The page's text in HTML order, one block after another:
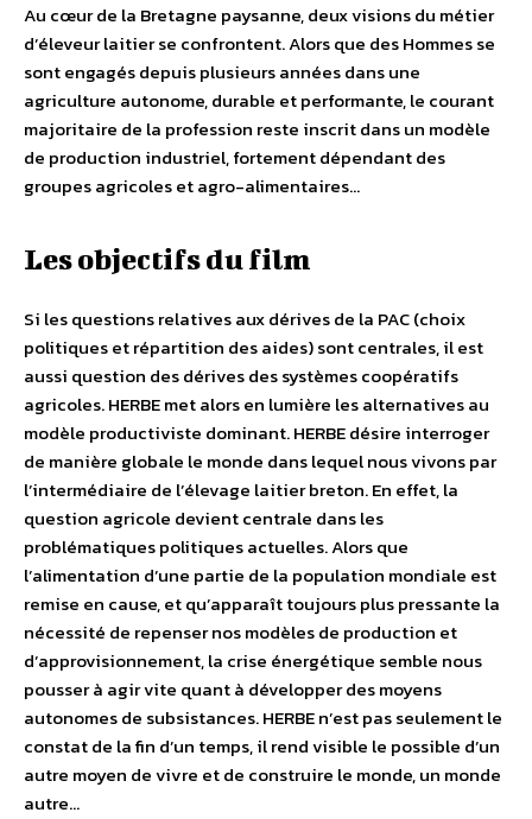
Au cœur de la Bretagne paysanne, deux visions du métier
d’éleveur laitier se confrontent. Alors que des Hommes se
sont engagés depuis plusieurs années dans une
agriculture autonome, durable et performante, le courant
majoritaire de la profession reste inscrit dans un modèle
de production industriel, fortement dépendant des
groupes agricoles et agro-alimentaires…
Les objectifs du film
Si les questions relatives aux dérives de la PAC (choix
politiques et répartition des aides) sont centrales, il est
aussi question des dérives des systèmes coopératifs
agricoles. HERBE met alors en lumière les alternatives au
modèle productiviste dominant. HERBE désire interroger
de manière globale le monde dans lequel nous vivons par
l’intermédiaire de l’élevage laitier breton. En effet, la
question agricole devient centrale dans les
problématiques politiques actuelles. Alors que
l’alimentation d’une partie de la population mondiale est
remise en cause, et qu’apparaît toujours plus pressante la
nécessité de repenser nos modèles de production et
d’approvisionnement, la crise énergétique semble nous
pousser à agir vite quant à développer des moyens
autonomes de subsistances. HERBE n’est pas seulement le
constat de la fin d’un temps, il rend visible le possible d’un
autre moyen de vivre et de construire le monde, un monde
autre…